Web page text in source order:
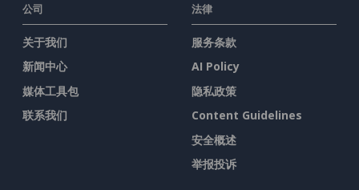
公司
关于我们
新闻中心
媒体工具包
联系我们
法律
服务条款
AI Policy
隐私政策
Content Guidelines
安全概述
举报投诉